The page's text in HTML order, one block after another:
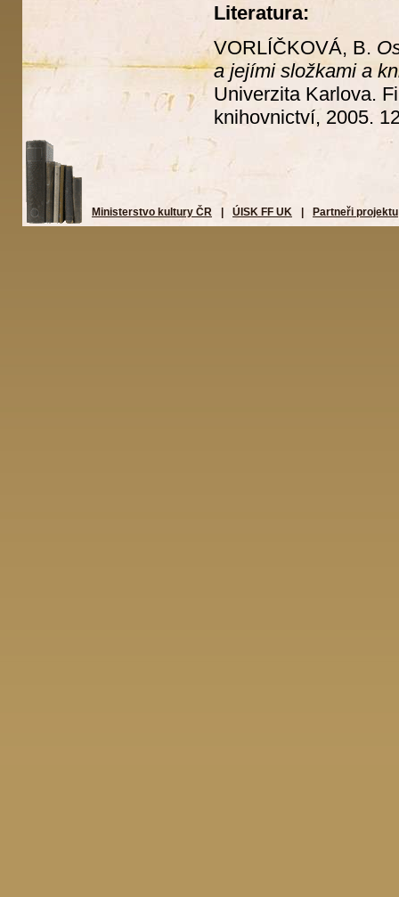
Literatura:
VORLÍČKOVÁ, B.
a jejími složkami a
Univerzita Karlova.
knihovnictví, 2005.
Ministerstvo kultury ČR ÚISK FF UK Partneři projektu